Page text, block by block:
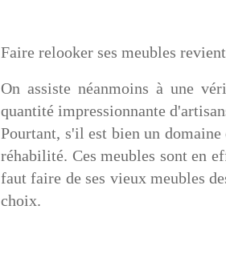
Faire relooker ses meubles
On assiste néanmoins à une
quantité impressionnante
Pourtant, s'il est bien un
réhabilité. Ces meubles sont en
faut faire de ses vieux meubles
choix.